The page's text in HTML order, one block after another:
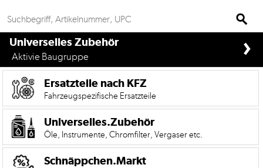
Anfrage
&
Kontaktformular
Garage
Carport
Die
Mobile
Version
if%> >
Universelles Zubehör
Aktivie Baugruppe ›
Ersatzteile nach KFZ
Fahrzeugspezifische Ersatzteile
Universelles.Zubehör
Öle, Instrumente, Chromfilter, Vergaser etc.
Schnäppchen.Markt